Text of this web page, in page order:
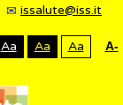
issalute@iss.it
Aa Aa Aa A-